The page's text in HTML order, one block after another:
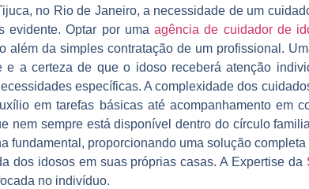
no Rio de Janeiro, a necessidade de um
evidente. Optar por umaagência de cuidador de
além da simples contratação de um profissional.
e a certeza de que o idoso receberá atenção
específicas. A complexidade dos
em tarefas básicas até acompanhamento em
nem sempre está disponível dentro do círculo
fundamental, proporcionando uma solução
dos idosos em suas próprias casas. A Expertise da
no indivíduo.